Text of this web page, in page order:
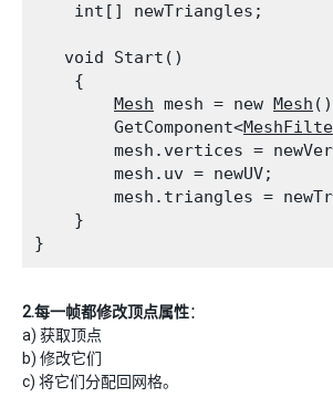
    int[] newTriangles;
   void Start()
    {
Mesh mesh = new Mesh
        GetComponent<
mesh.vertices =
        mesh.uv = newUV;
mesh.triangles =
    }
2.每一帧都修改顶点属性：
a) 获取顶点
b) 修改它们
c) 将它们分配回网格。